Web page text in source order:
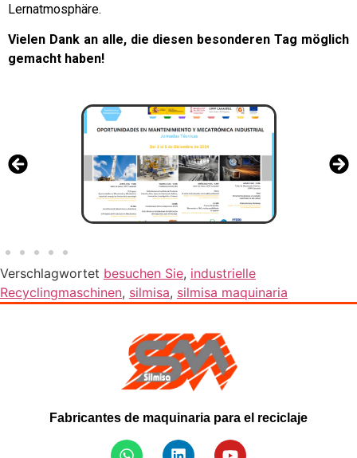
Lernatmosphäre.
Vielen Dank an alle, die diesen besonderen Tag möglich
gemacht haben!
Verschlagwortet besuchen Sie, industrielle
Recyclingmaschinen, silmisa, silmisa maquinaria
Fabricantes de maquinaria para el reciclaje